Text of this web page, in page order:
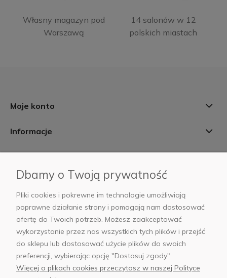
Własny magazyn pod
Warszawą
14 salonów w 12
polskich miastach
Moje konto
Informacje
AB Foto
sklep@abfoto.pl
+48 797 971 275
Dbamy o Twoją prywatność
Pliki cookies i pokrewne im technologie umożliwiają
poprawne działanie strony i pomagają nam dostosować
ofertę do Twoich potrzeb. Możesz zaakceptować
wykorzystanie przez nas wszystkich tych plików i przejść
do sklepu lub dostosować użycie plików do swoich
preferencji, wybierając opcję "Dostosuj zgody".
Więcej o plikach cookies przeczytasz w naszej Polityce